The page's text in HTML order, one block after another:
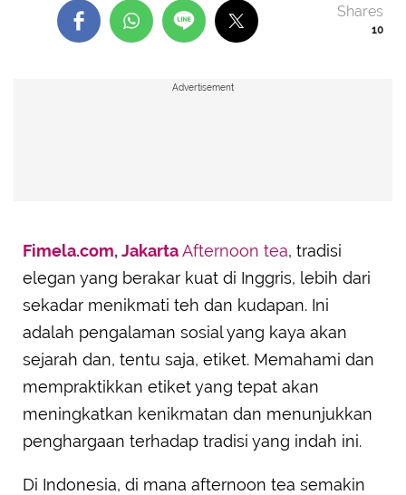
10
Shares
Advertisement
Fimela.com, JakartaAfternoon tea, tradisi
elegan yang berakar kuat di Inggris, lebih dari
sekadar menikmati teh dan kudapan. Ini
adalah pengalaman sosial yang kaya akan
sejarah dan, tentu saja, etiket. Memahami dan
mempraktikkan etiket yang tepat akan
meningkatkan kenikmatan dan menunjukkan
penghargaan terhadap tradisi yang indah ini.
Di Indonesia, di mana afternoon tea semakin